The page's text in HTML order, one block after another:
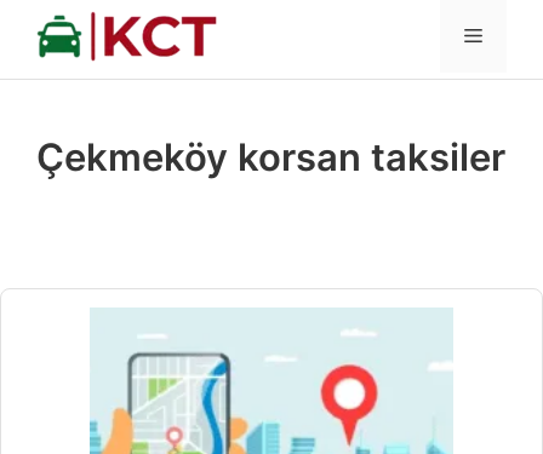
İçeriğe
MENÜ
Çekmeköy korsan taksiler